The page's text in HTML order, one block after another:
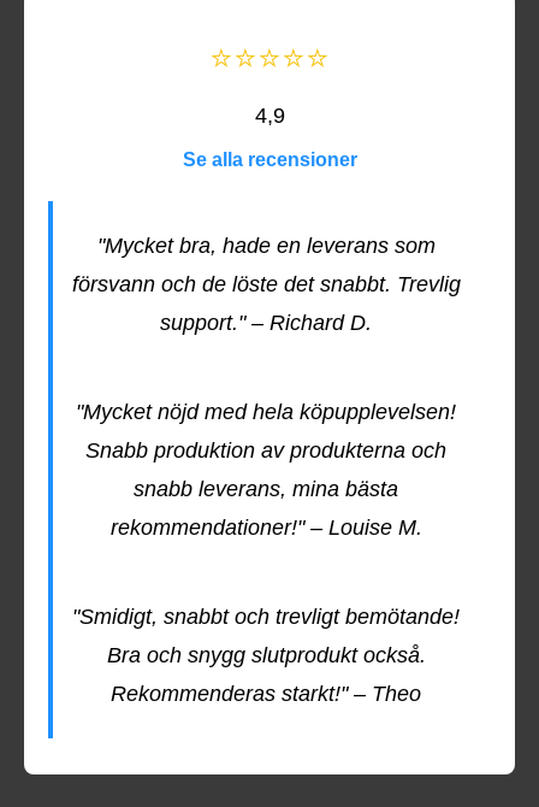
⭐⭐⭐⭐⭐
4,9
Se alla recensioner
"Mycket bra, hade en leverans som
försvann och de löste det snabbt. Trevlig
support." – Richard D.
"Mycket nöjd med hela köpupplevelsen!
Snabb produktion av produkterna och
snabb leverans, mina bästa
rekommendationer!" – Louise M.
"Smidigt, snabbt och trevligt bemötande!
Bra och snygg slutprodukt också.
Rekommenderas starkt!" – Theo